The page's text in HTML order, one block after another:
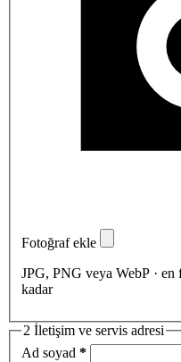
Fotoğraf ekle
JPG, PNG veya WebP ·
kadar
2 İletişim ve servis adresi
Ad soyad *